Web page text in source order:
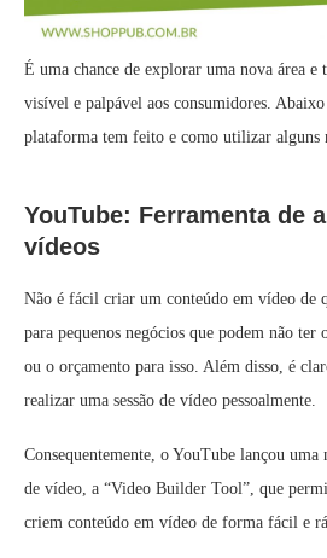
É uma chance de explorar uma nova área e
visível e palpável aos consumidores.
plataforma tem feito e como utilizar alguns
YouTube: Ferramenta de
vídeos
Não é fácil criar um conteúdo em vídeo de
para pequenos negócios que podem não ter
ou o orçamento para isso. Além disso, é
realizar uma sessão de vídeo pessoalmente.
Consequentemente, o YouTube lançou
de vídeo, a “Video Builder Tool”, que
criem conteúdo em vídeo de forma fácil e